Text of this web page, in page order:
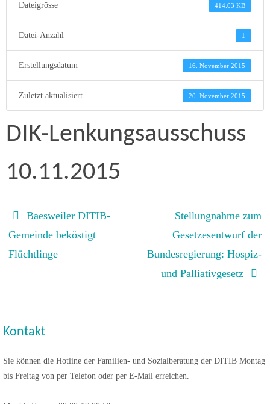
Dateigrösse 414.03 KB
Datei-Anzahl 1
Erstellungsdatum 16. November 2015
Zuletzt aktualisiert 20. November 2015
DIK-Lenkungsausschuss
10.11.2015
Baesweiler DITIB-
Gemeinde beköstigt
Flüchtlinge
Stellungnahme zum
Gesetzesentwurf der
Bundesregierung: Hospiz-
und Palliativgesetz
Kontakt
Sie können die Hotline der Familien- und Sozialberatung der DITIB Montag
bis Freitag von per Telefon oder per E-Mail erreichen.